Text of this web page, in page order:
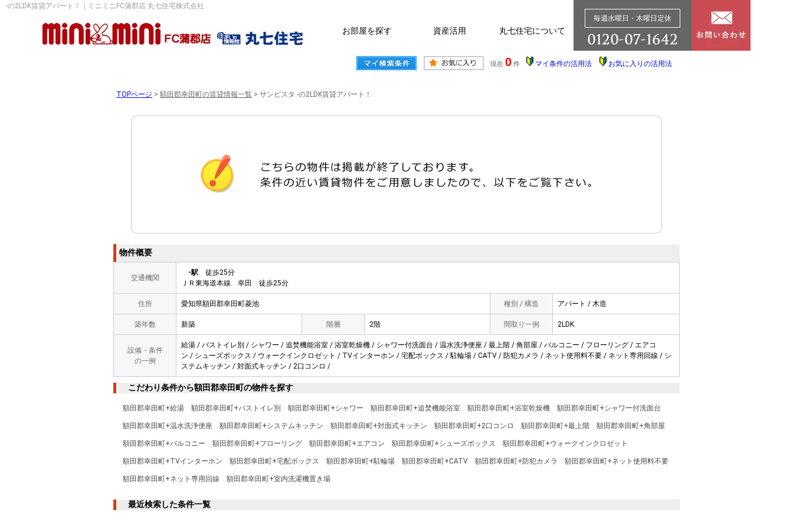
-の2LDK賃貸アパート！｜ミニミニFC蒲郡店 丸七住宅株式会社
お部屋を探す 資産活用 丸七住宅について
毎週水曜日・木曜日定休
現在 0 件 マイ条件の活用法 お気に入りの活用法
TOPページ > 額田郡幸田町の賃貸情報一覧 > サンビスタ -の2LDK賃貸アパート！
物件概要
交通機関
-駅 徒歩25分
ＪＲ東海道本線 幸田 徒歩25分
住所 愛知県額田郡幸田町菱池 種別 / 構造 アパート / 木造
築年数 新築 階層 2階 間取り一例 2LDK
設備・条件
の一例
給湯 / バストイレ別 / シャワー / 追焚機能浴室 / 浴室乾燥機 / シャワー付洗面台 / 温水洗浄便座 / 最上階 / 角部屋 / バルコニー / フローリング / エアコ
ン / シューズボックス / ウォークインクロゼット / TVインターホン / 宅配ボックス / 駐輪場 / CATV / 防犯カメラ / ネット使用料不要 / ネット専用回線 / シ
ステムキッチン / 対面式キッチン / 2口コンロ /
こだわり条件から額田郡幸田町の物件を探す
額田郡幸田町+給湯 額田郡幸田町+バストイレ別 額田郡幸田町+シャワー 額田郡幸田町+追焚機能浴室 額田郡幸田町+浴室乾燥機 額田郡幸田町+シャワー付洗面台
額田郡幸田町+温水洗浄便座 額田郡幸田町+システムキッチン 額田郡幸田町+対面式キッチン 額田郡幸田町+2口コンロ 額田郡幸田町+最上階 額田郡幸田町+角部屋
額田郡幸田町+バルコニー 額田郡幸田町+フローリング 額田郡幸田町+エアコン 額田郡幸田町+シューズボックス 額田郡幸田町+ウォークインクロゼット
額田郡幸田町+TVインターホン 額田郡幸田町+宅配ボックス 額田郡幸田町+駐輪場 額田郡幸田町+CATV 額田郡幸田町+防犯カメラ 額田郡幸田町+ネット使用料不要
額田郡幸田町+ネット専用回線 額田郡幸田町+室内洗濯機置き場
最近検索した条件一覧